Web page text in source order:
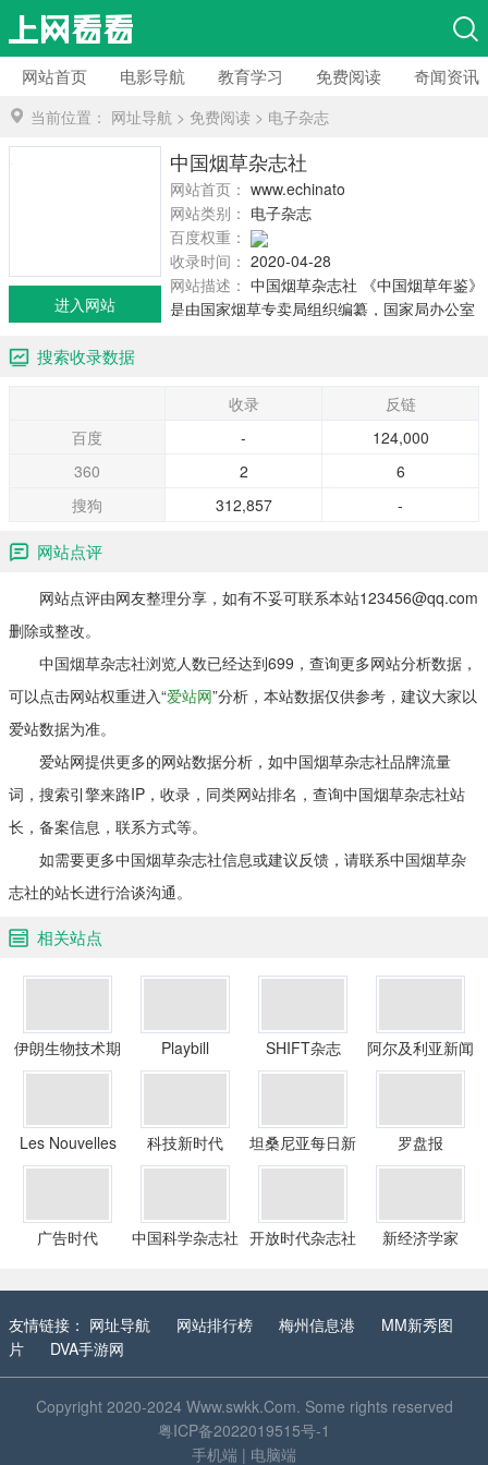
网站首页 电影导航 教育学习 免费阅读 奇闻资讯
当前位置： 网址导航 > 免费阅读 > 电子杂志
中国烟草杂志社
网站首页： www.echinatobacco.com
网站类别： 电子杂志
百度权重：
收录时间： 2020-04-28
网站描述： 中国烟草杂志社 《中国烟草年鉴》
是由国家烟草专卖局组织编纂，国家局办公室
进入网站
搜索收录数据
收录
反链
百度
-
124,000
360
2
6
搜狗
312,857 -
网站点评
网站点评由网友整理分享，如有不妥可联系本站123456@qq.com
删除或整改。
中国烟草杂志社浏览人数已经达到699，查询更多网站分析数据，
可以点击网站权重进入“爱站网”分析，本站数据仅供参考，建议大家以
爱站数据为准。
爱站网提供更多的网站数据分析，如中国烟草杂志社品牌流量
词，搜索引擎来路IP，收录，同类网站排名，查询中国烟草杂志社站
长，备案信息，联系方式等。
如需要更多中国烟草杂志社信息或建议反馈，请联系中国烟草杂
志社的站长进行洽谈沟通。
相关站点
伊朗生物技术期
刊
Playbill SHIFT杂志
阿尔及利亚新闻
报
Les Nouvelles
caledoniennes
科技新时代
坦桑尼亚每日新
闻报
罗盘报
广告时代 中国科学杂志社 开放时代杂志社 新经济学家
友情链接： 网址导航 网站排行榜 梅州信息港
MM新秀图
片
DVA手游网
Copyright 2020-2024 Www.swkk.Com. Some rights reserved
粤ICP备2022019515号-1
手机端 | 电脑端